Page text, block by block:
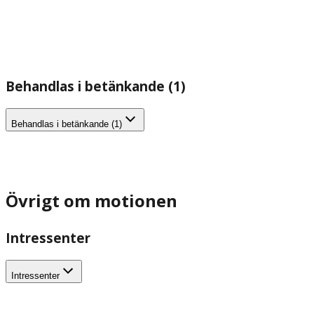
Behandlas i betänkande (1)
Behandlas i betänkande (1)
Övrigt om motionen
Intressenter
Intressenter